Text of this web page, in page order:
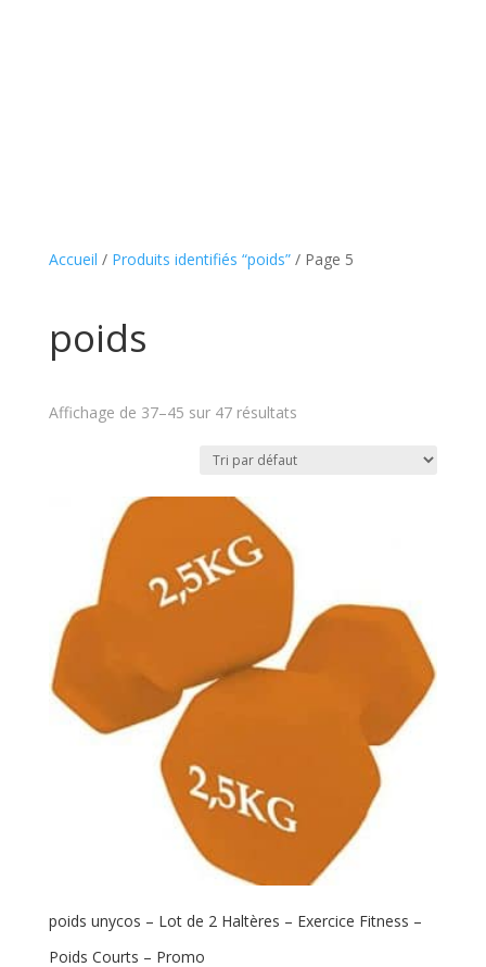
Accueil / Produits identifiés “poids”/ Page 5
poids
Affichage de 37–45 sur 47 résultats
poids unycos – Lot de 2 Haltères – Exercice Fitness –
Poids Courts – Promo